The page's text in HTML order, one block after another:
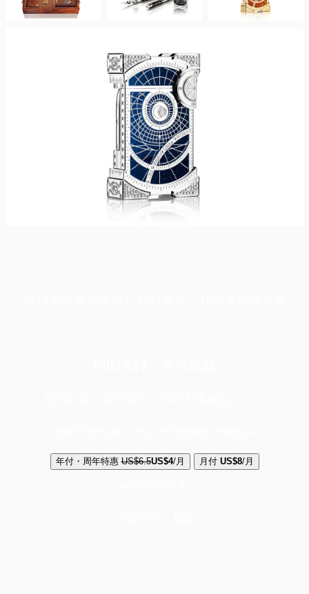
年付・周年特惠 US$6.5US$4/月 月付 US$8/月